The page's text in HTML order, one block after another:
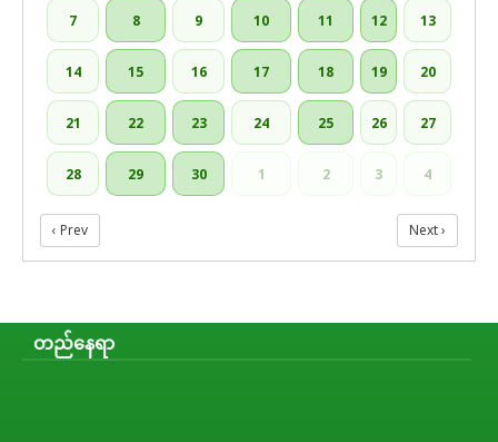
7 8 9 10 11 12 13
14 15 16 17 18 19 20
21 22 23 24 25 26 27
28 29 30 1 2 3 4
‹ Prev Next ›
တည်နေရာ